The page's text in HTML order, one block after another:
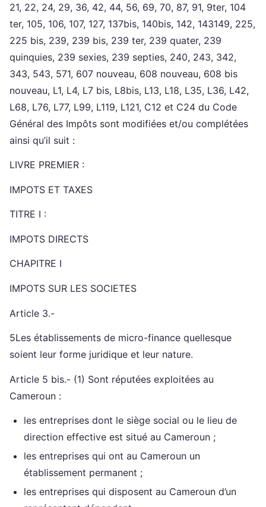
21, 22, 24, 29, 36, 42, 44, 56, 69, 70, 87, 91, 9ter, 104
ter, 105, 106, 107, 127, 137bis, 140bis, 142, 143149, 225,
225 bis, 239, 239 bis, 239 ter, 239 quater, 239
quinquies, 239 sexies, 239 septies, 240, 243, 342,
343, 543, 571, 607 nouveau, 608 nouveau, 608 bis
nouveau, L1, L4, L7 bis, L8bis, L13, L18, L35, L36, L42,
L68, L76, L77, L99, L119, L121, C12 et C24 du Code
Général des Impôts sont modifiées et/ou complétées
ainsi qu’il suit :
LIVRE PREMIER :
IMPOTS ET TAXES
TITRE I :
IMPOTS DIRECTS
CHAPITRE I
IMPOTS SUR LES SOCIETES
Article 3.-
5Les établissements de micro-finance quellesque
soient leur forme juridique et leur nature.
Article 5 bis.- (1) Sont réputées exploitées au
Cameroun :
les entreprises dont le siège social ou le lieu de
direction effective est situé au Cameroun ;
les entreprises qui ont au Cameroun un
établissement permanent ;
les entreprises qui disposent au Cameroun d’un